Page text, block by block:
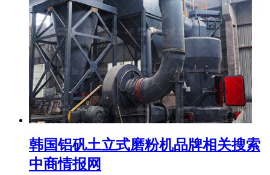
韩国铝矾土立式磨粉机品牌相关搜索
中商情报网